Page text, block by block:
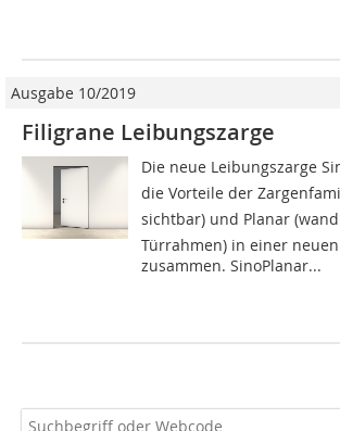
Ausgabe 10/2019
Filigrane Leibungszarge
Die neue Leibungszarge
die Vorteile der
sichtbar) und Planar
Türrahmen) in einer
zusammen. SinoPlanar...